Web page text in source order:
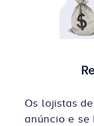
Os lojistas
anúncio e se